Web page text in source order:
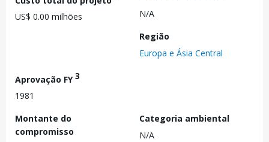
US$ 0.00 milhões
N/A
Região
Europa e Ásia Central
Aprovação FY3
1981
Montante do
compromisso
Categoria ambiental
N/A